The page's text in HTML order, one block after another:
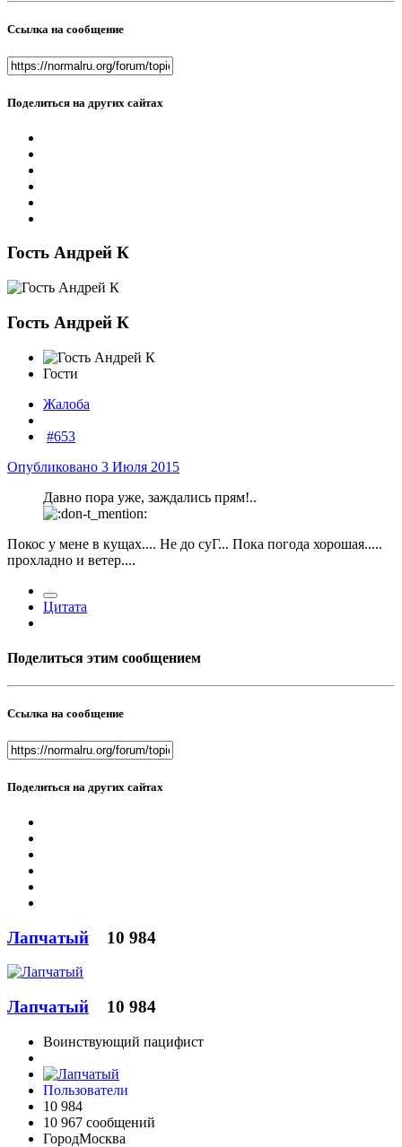
Ссылка на сообщение
Поделиться на других сайтах
Гость Андрей К
Гость Андрей К
Гости
Жалоба
#653
Опубликовано 3 Июля 2015
Давно пора уже, заждались прям!..
Покос у мене в кущах.... Не до суГ... Пока погода хорошая.....
прохладно и ветер....
Цитата
Поделиться этим сообщением
Ссылка на сообщение
Поделиться на других сайтах
Лапчатый 10 984
Лапчатый 10 984
Воинствующий пацифист
Пользователи
10 984
10 967 сообщений
ГородМосква